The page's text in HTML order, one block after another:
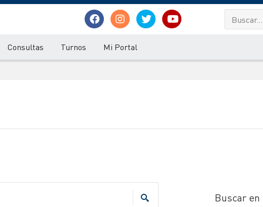
Consultas Turnos Mi Portal
Buscar en